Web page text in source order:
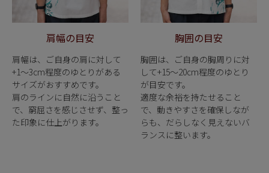
肩幅の目安
肩幅は、ご自身の肩に対して
+1〜3cm程度のゆとりがある
サイズがおすすめです。
肩のラインに自然に沿うこと
で、窮屈さを感じさせず、整っ
た印象に仕上がります。
胸囲の目安
胸囲は、ご自身の胸周りに対
して+15〜20cm程度のゆとり
が目安です。
適度な余裕を持たせること
で、動きやすさを確保しなが
らも、だらしなく見えないバ
ランスに整います。